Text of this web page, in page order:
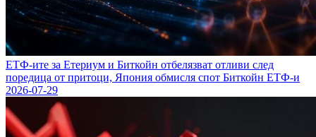
ЕТФ-ите за Етериум и Биткойн отбелязват отливи след
поредица от притоци, Япония обмисля спот Биткойн ЕТФ-и
2026-07-29